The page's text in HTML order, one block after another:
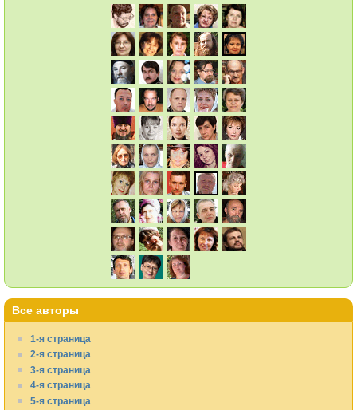
Все авторы
1-я страница
2-я страница
3-я страница
4-я страница
5-я страница